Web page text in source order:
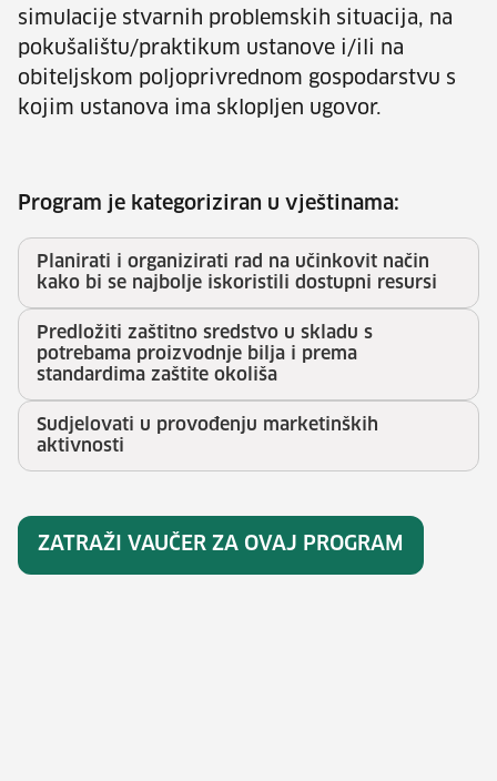
simulacije stvarnih problemskih situacija, na
pokušalištu/praktikum ustanove i/ili na
obiteljskom poljoprivrednom gospodarstvu s
kojim ustanova ima sklopljen ugovor.
Program je kategoriziran u vještinama:
Planirati i organizirati rad na učinkovit način
kako bi se najbolje iskoristili dostupni resursi
Predložiti zaštitno sredstvo u skladu s
potrebama proizvodnje bilja i prema
standardima zaštite okoliša
Sudjelovati u provođenju marketinških
aktivnosti
ZATRAŽI VAUČER ZA OVAJ PROGRAM